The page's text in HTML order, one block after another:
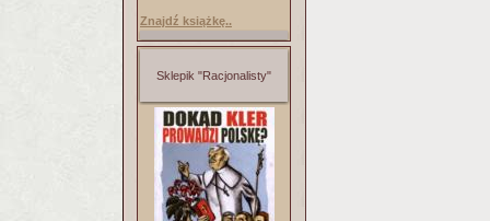
Znajdź książkę..
Sklepik "Racjonalisty"